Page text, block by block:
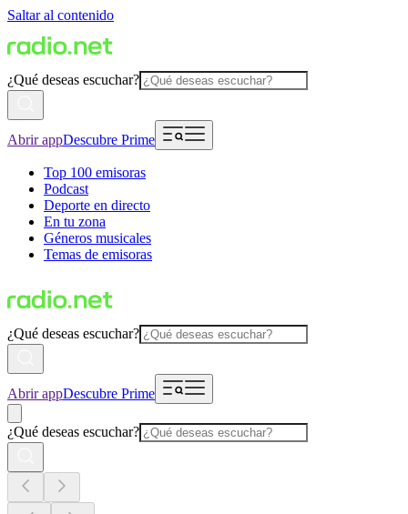
Saltar al contenido
¿Qué deseas escuchar?
Abrir appDescubre Prime
Top 100 emisoras
Podcast
Deporte en directo
En tu zona
Géneros musicales
Temas de emisoras
¿Qué deseas escuchar?
Abrir appDescubre Prime
¿Qué deseas escuchar?